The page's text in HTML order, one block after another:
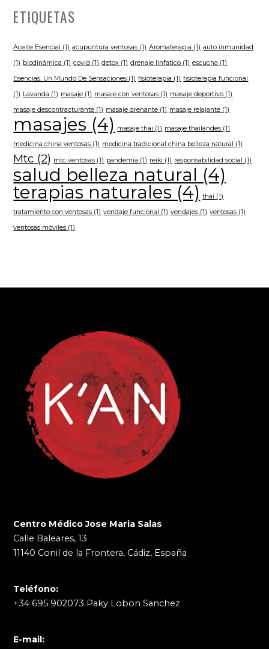
ETIQUETAS
Aceite Esencial (1) acupuntura ventosas (1) Aromaterapia (1) auto inmunidad
(1) biodinámica (1) covid (1) detox (1) drenaje linfatico (1) escucha (1)
Esencias. Un Mundo De Sensaciones (1) fisioterapia (1) fisioterapia funcional
(1) Lavanda (1) masaje (1) masaje con ventosas (1) masaje deportivo (1)
masaje descontracturante (1) masaje drenante (1) masaje relajante (1)
masajes (4) masaje thai (1) masaje thailandes (1)
medicina china ventosas (1) medicina tradicional china belleza natural (1)
Mtc (2) mtc ventosas (1) pandemia (1) reiki (1) responsabilidad social (1)
salud belleza natural (4)
terapias naturales (4) thai (1)
tratamiento con ventosas (1) vendaje funcional (1) vendajes (1) ventosas (1)
ventosas móviles (1)
Centro Médico Jose Maria Salas
Calle Baleares, 13
11140 Conil de la Frontera, Cádiz, España
Teléfono:
+34 695 902073 Paky Lobon Sanchez
E-mail: